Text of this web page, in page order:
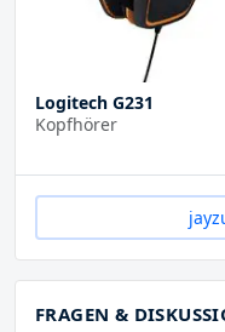
Logitech G231
Kopfhörer
FRAGEN &